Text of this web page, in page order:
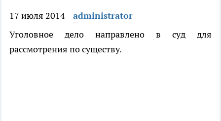
17 июля 2014
administrator
Уголовное дело направлено в суд для
рассмотрения по существу.